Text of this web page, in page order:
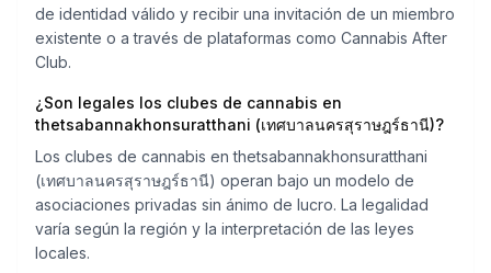
de identidad válido y recibir una invitación de un miembro
existente o a través de plataformas como Cannabis After
Club.
¿Son legales los clubes de cannabis en
thetsabannakhonsuratthani (เทศบาลนครสุราษฎร์ธานี)?
Los clubes de cannabis en thetsabannakhonsuratthani
(เทศบาลนครสุราษฎร์ธานี) operan bajo un modelo de
asociaciones privadas sin ánimo de lucro. La legalidad
varía según la región y la interpretación de las leyes
locales.